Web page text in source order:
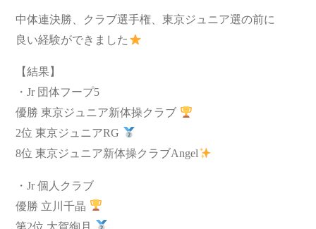
中体連決勝、クラブ選手権、東京ジュニア選の前に
良い経験ができました
【結果】
・Jr 団体フープ5
優勝 東京ジュニア新体操クラブ
2位 東京ジュニアRG
8位 東京ジュニア新体操クラブAngel
・Jr 個人クラブ
優勝 立川千晶
第2位 大賀絢月